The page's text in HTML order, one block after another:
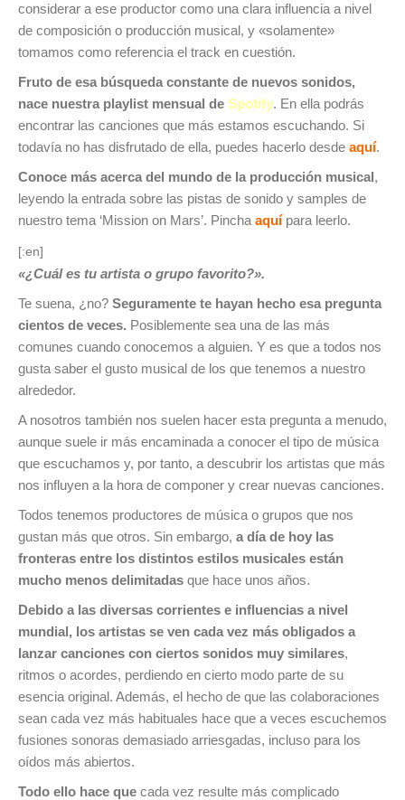
considerar a ese productor como una clara influencia a nivel
de composición o producción musical, y «solamente»
tomamos como referencia el track en cuestión.
Fruto de esa búsqueda constante de nuevos sonidos,
nace nuestra playlist mensual de Spotify. En ella podrás
encontrar las canciones que más estamos escuchando. Si
todavía no has disfrutado de ella, puedes hacerlo desde aquí.
Conoce más acerca del mundo de la producción musical,
leyendo la entrada sobre las pistas de sonido y samples de
nuestro tema ‘Mission on Mars’. Pincha aquí para leerlo.
[:en]
«¿Cuál es tu artista o grupo favorito?».
Te suena, ¿no? Seguramente te hayan hecho esa pregunta
cientos de veces. Posiblemente sea una de las más
comunes cuando conocemos a alguien. Y es que a todos nos
gusta saber el gusto musical de los que tenemos a nuestro
alrededor.
A nosotros también nos suelen hacer esta pregunta a menudo,
aunque suele ir más encaminada a conocer el tipo de música
que escuchamos y, por tanto, a descubrir los artistas que más
nos influyen a la hora de componer y crear nuevas canciones.
Todos tenemos productores de música o grupos que nos
gustan más que otros. Sin embargo, a día de hoy las
fronteras entre los distintos estilos musicales están
mucho menos delimitadas que hace unos años.
Debido a las diversas corrientes e influencias a nivel
mundial, los artistas se ven cada vez más obligados a
lanzar canciones con ciertos sonidos muy similares,
ritmos o acordes, perdiendo en cierto modo parte de su
esencia original. Además, el hecho de que las colaboraciones
sean cada vez más habituales hace que a veces escuchemos
fusiones sonoras demasiado arriesgadas, incluso para los
oídos más abiertos.
Todo ello hace que cada vez resulte más complicado